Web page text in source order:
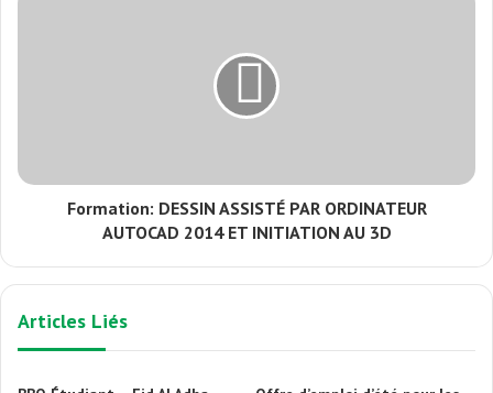
Formation: DESSIN ASSISTÉ PAR ORDINATEUR
AUTOCAD 2014 ET INITIATION AU 3D
Articles Liés